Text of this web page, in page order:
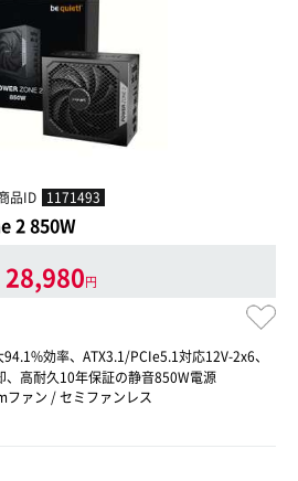
品ID 1171493
2 850W
28,980円
効率、ATX3.1/PCIe5.1対応12V-2x6、
高耐久10年保証の静音850W電源
ァン / セミファンレス